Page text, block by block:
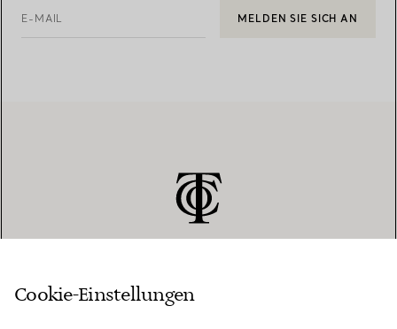
E-MAIL MELDEN SIE SICH AN
KUNDENSERVICE
Cookie-Einstellungen